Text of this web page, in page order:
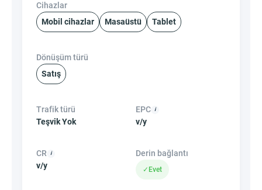
Cihazlar
Mobil cihazlar
Masaüstü Tablet
Dönüşüm türü
Satış
Trafik türü
Teşvik Yok
EPC
v/y
CR
v/y
Derin bağlantı
✓ Evet